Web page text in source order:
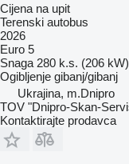
Cijena na upit
Terenski autobus
2026
Euro 5
Snaga 280 k.s. (206 kW)
Ogibljenje gibanj/gibanj
Ukrajina, m.Dnipro
TOV "Dnipro-Skan-
Kontaktirajte prodavca